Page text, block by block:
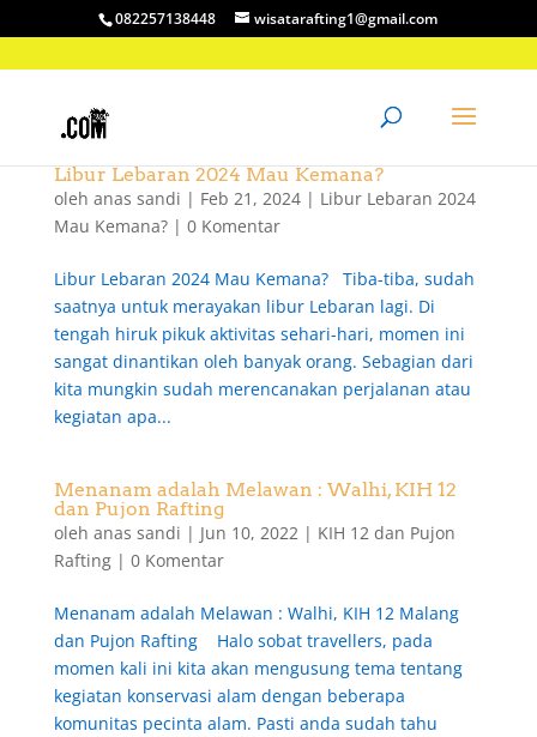
082257138448 wisatarafting1@gmail.com
Libur Lebaran 2024 Mau Kemana?
oleh anas sandi | Feb 21, 2024| Libur Lebaran 2024
Mau Kemana?| 0 Komentar
Libur Lebaran 2024 Mau Kemana? Tiba-tiba, sudah
saatnya untuk merayakan libur Lebaran lagi. Di
tengah hiruk pikuk aktivitas sehari-hari, momen ini
sangat dinantikan oleh banyak orang. Sebagian dari
kita mungkin sudah merencanakan perjalanan atau
kegiatan apa...
Menanam adalah Melawan : Walhi, KIH 12
dan Pujon Rafting
oleh anas sandi | Jun 10, 2022| KIH 12 dan Pujon
Rafting| 0 Komentar
Menanam adalah Melawan : Walhi, KIH 12 Malang
dan Pujon Rafting Halo sobat travellers, pada
momen kali ini kita akan mengusung tema tentang
kegiatan konservasi alam dengan beberapa
komunitas pecinta alam. Pasti anda sudah tahu